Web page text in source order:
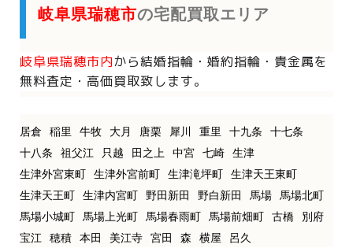
岐阜県瑞穂市の宅配買取エリア
岐阜県瑞穂市内から結婚指輪・婚約指輪・貴金属を
無料査定・高価買取致します。
居倉 稲里 牛牧 大月 唐栗 犀川 重里 十九条
十七条
十八条
祖父江 只越 田之上 中宮 七崎
生津
生津外宮東町
生津外宮前町 生津滝坪町
生津天王東町
生津天王町
生津内宮町 野田新田 野白新田 馬場
馬場北町
馬場小城町
馬場上光町 馬場春雨町 馬場前畑町 古橋
別府
宝江
穂積 本田 美江寺 宮田 森 横屋 呂久